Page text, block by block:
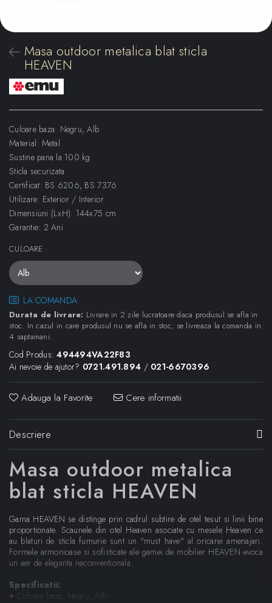
Masa outdoor metalica blat sticla
HEAVEN
Culoare baza: Negru, Alb
Material: Metal
Sustine pana la 100 kg
Sticla securizata
Certificat: BS 6206, BS 7376
Utilizare: Exterior / Interior
Dimensiuni (LxH): 144x75 cm
Garantie: 2 Ani
CULOARE.:
LA COMANDA
Durata de livrare: Livrare in 2 zile lucratoare daca produsul se afla in
stoc. In cazul in care produsul nu se afla in stoc, se livreaza la comanda in
4 saptamani.
Cod Produs: 494494VA22F83
Ai nevoie de ajutor? 0721.491.894 / 021-6670396
Adauga la Favorite Cere informatii
Descriere
Masa outdoor metalica
blat sticla HEAVEN
Gama HEAVEN se distinge prin cadrul subtire de otel tesut si linii bine
proportionate. Scaunele din otel Heaven asociate cu mesele Heaven ce
au blaturi de sticla fumurie sunt un "must have" al oricarei amenajari.
Formele armonioase si sofisticate ale gamei de mobilier HEAVEN evoca
un aer de eleganta neconventionala.
Specificatii:
● Culoare baza: Negru, Alb